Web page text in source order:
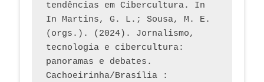
tendências em Cibercultura. In
In Martins, G. L.; Sousa, M. E.
(orgs.). (2024). Jornalismo,
tecnologia e cibercultura:
panoramas e debates.
Cachoeirinha/Brasília :